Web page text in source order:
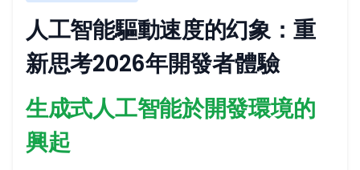
人工智能驅動速度的幻象：重
新思考2026年開發者體驗
生成式人工智能於開發環境的
興起